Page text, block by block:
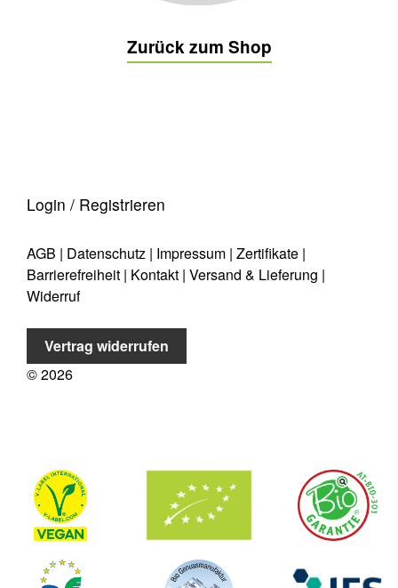
Zurück zum Shop
Login / Registrieren
AGB | Datenschutz | Impressum | Zertifikate |
Barrierefreiheit | Kontakt | Versand & Lieferung |
Widerruf
Vertrag widerrufen
©2026